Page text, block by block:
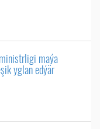
maýa
yglan edýär